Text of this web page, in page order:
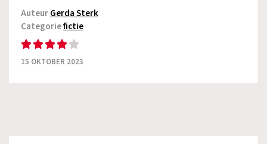
AuteurGerda Sterk
Categoriefictie
15 OKTOBER 2023